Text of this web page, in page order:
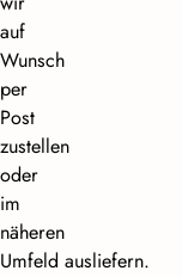
auf
Wunsch
per
Post
zustellen
oder
im
näheren
Umfeld ausliefern.